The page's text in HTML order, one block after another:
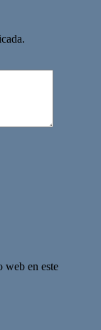
web en este